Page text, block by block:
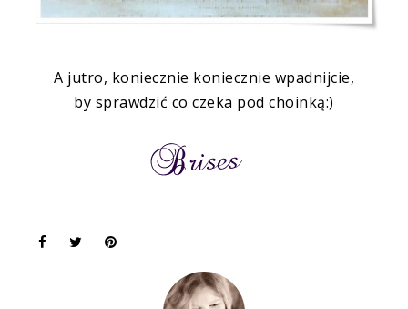
A jutro, koniecznie koniecznie wpadnijcie,
by sprawdzić co czeka pod choinką:)